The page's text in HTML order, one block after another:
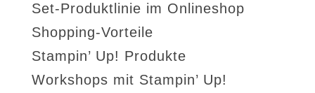
Set-Produktlinie im Onlineshop
Shopping-Vorteile
Stampin’ Up! Produkte
Workshops mit Stampin’ Up!